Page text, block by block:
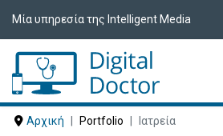
Μία υπηρεσία της Intelligent Media
Αρχική Portfolio Ιατρεία